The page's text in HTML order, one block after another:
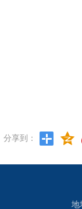
分享到：
地